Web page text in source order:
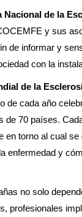
Nacional de la
y sus
de informar y
con la
de la
de cada año
de 70 países.
en torno al cual
enfermedad y
no solo
profesionales